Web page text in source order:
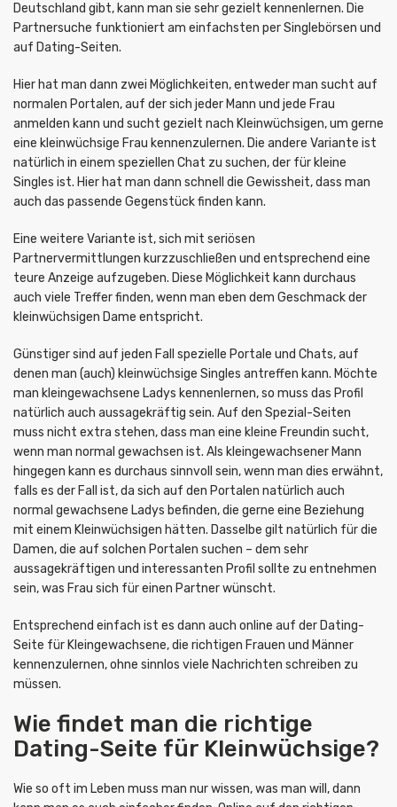
Deutschland gibt, kann man sie sehr gezielt kennenlernen. Die
Partnersuche funktioniert am einfachsten per Singlebörsen und
auf Dating-Seiten.
Hier hat man dann zwei Möglichkeiten, entweder man sucht auf
normalen Portalen, auf der sich jeder Mann und jede Frau
anmelden kann und sucht gezielt nach Kleinwüchsigen, um gerne
eine kleinwüchsige Frau kennenzulernen. Die andere Variante ist
natürlich in einem speziellen Chat zu suchen, der für kleine
Singles ist. Hier hat man dann schnell die Gewissheit, dass man
auch das passende Gegenstück finden kann.
Eine weitere Variante ist, sich mit seriösen
Partnervermittlungen kurzzuschließen und entsprechend eine
teure Anzeige aufzugeben. Diese Möglichkeit kann durchaus
auch viele Treffer finden, wenn man eben dem Geschmack der
kleinwüchsigen Dame entspricht.
Günstiger sind auf jeden Fall spezielle Portale und Chats, auf
denen man (auch) kleinwüchsige Singles antreffen kann. Möchte
man kleingewachsene Ladys kennenlernen, so muss das Profil
natürlich auch aussagekräftig sein. Auf den Spezial-Seiten
muss nicht extra stehen, dass man eine kleine Freundin sucht,
wenn man normal gewachsen ist. Als kleingewachsener Mann
hingegen kann es durchaus sinnvoll sein, wenn man dies erwähnt,
falls es der Fall ist, da sich auf den Portalen natürlich auch
normal gewachsene Ladys befinden, die gerne eine Beziehung
mit einem Kleinwüchsigen hätten. Dasselbe gilt natürlich für die
Damen, die auf solchen Portalen suchen – dem sehr
aussagekräftigen und interessanten Profil sollte zu entnehmen
sein, was Frau sich für einen Partner wünscht.
Entsprechend einfach ist es dann auch online auf der Dating-
Seite für Kleingewachsene, die richtigen Frauen und Männer
kennenzulernen, ohne sinnlos viele Nachrichten schreiben zu
müssen.
Wie findet man die richtige
Dating-Seite für Kleinwüchsige?
Wie so oft im Leben muss man nur wissen, was man will, dann